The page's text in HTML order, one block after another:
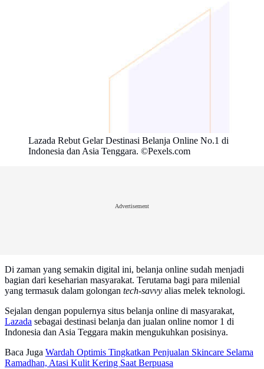
Lazada Rebut Gelar Destinasi Belanja Online No.1 di
Indonesia dan Asia Tenggara. ©Pexels.com
Advertisement
Di zaman yang semakin digital ini, belanja online sudah menjadi
bagian dari keseharian masyarakat. Terutama bagi para milenial
yang termasuk dalam golongan tech-savvy alias melek teknologi.
Sejalan dengan populernya situs belanja online di masyarakat,
Lazada sebagai destinasi belanja dan jualan online nomor 1 di
Indonesia dan Asia Teggara makin mengukuhkan posisinya.
Baca Juga Wardah Optimis Tingkatkan Penjualan Skincare Selama
Ramadhan, Atasi Kulit Kering Saat Berpuasa